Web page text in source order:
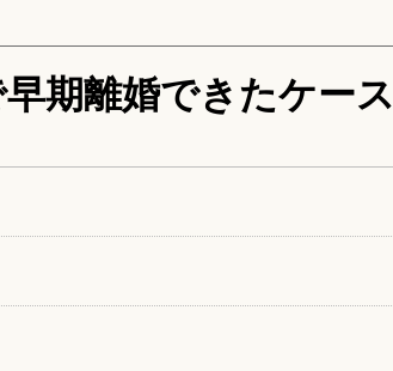
期離婚できたケース